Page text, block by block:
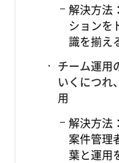
解決方法
ションを
識を揃え
チーム運用
いくにつれ
用
解決方法
案件管理
葉と運用